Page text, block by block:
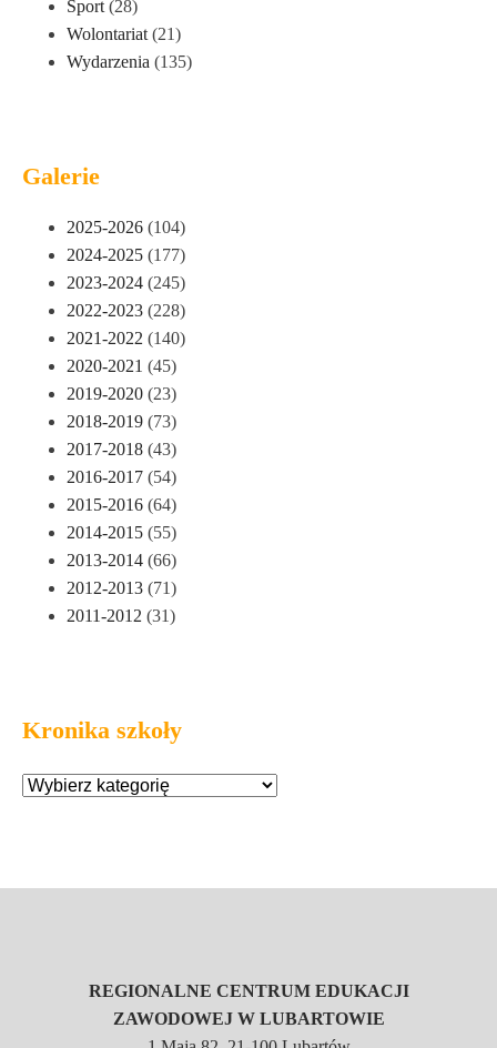
Sport (28)
Wolontariat (21)
Wydarzenia (135)
Galerie
2025-2026 (104)
2024-2025 (177)
2023-2024 (245)
2022-2023 (228)
2021-2022 (140)
2020-2021 (45)
2019-2020 (23)
2018-2019 (73)
2017-2018 (43)
2016-2017 (54)
2015-2016 (64)
2014-2015 (55)
2013-2014 (66)
2012-2013 (71)
2011-2012 (31)
Kronika szkoły
REGIONALNE CENTRUM EDUKACJI
ZAWODOWEJ W LUBARTOWIE